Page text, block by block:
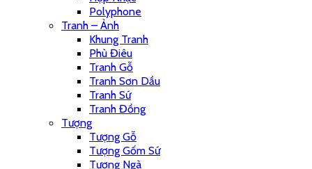
Polyphone
Tranh – Ảnh
Khung Tranh
Phù Điêu
Tranh Gỗ
Tranh Sơn Dầu
Tranh Sứ
Tranh Đồng
Tượng
Tượng Gỗ
Tượng Gốm Sứ
Tượng Ngà